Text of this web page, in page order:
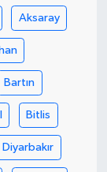
Aksaray
Bartın
Bitlis
Diyarbakır